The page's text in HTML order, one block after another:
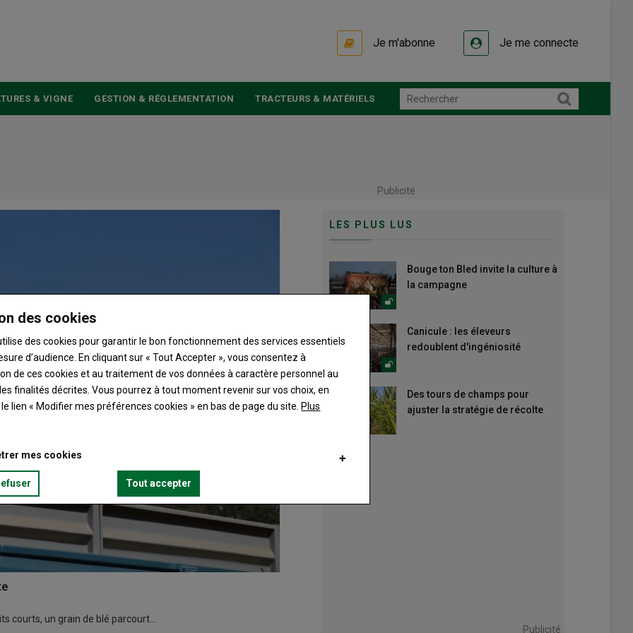
Je m'abonne Je me connecte
& VIGNE GESTION & RÉGLEMENTATION TRACTEURS & MATÉRIELS
Publicité
courts, un grain de blé parcourt…
LES PLUS LUS
Bouge ton Bled invite la culture à
la campagne
Canicule : les éleveurs
redoublent d'ingéniosité
Des tours de champs pour
ajuster la stratégie de récolte
Publicité
des cookies
des cookies pour garantir le bon fonctionnement des services essentiels
d’audience. En cliquant sur « Tout Accepter », vous consentez à
de ces cookies et au traitement de vos données à caractère personnel au
finalités décrites. Vous pourrez à tout moment revenir sur vos choix, en
lien « Modifier mes préférences cookies » en bas de page du site. Plus
mes cookies
Tout accepter